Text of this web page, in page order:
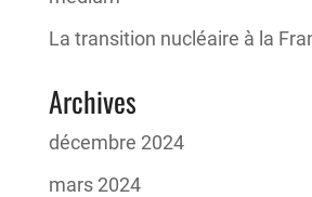
La transition nucléaire à la
Archives
décembre 2024
mars 2024